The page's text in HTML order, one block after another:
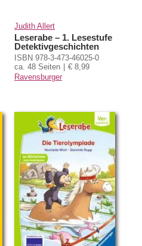
Judith Allert
Leserabe – 1. Lesestufe
Detektivgeschichten
ISBN 978-3-473-46025-0
ca. 48 Seiten
€ 8,99
Ravensburger